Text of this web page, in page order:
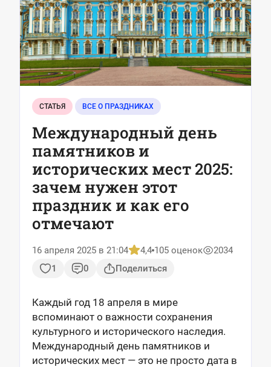
СТАТЬЯ ВСЕ О ПРАЗДНИКАХ
Международный день
памятников и
исторических мест 2025:
зачем нужен этот
праздник и как его
отмечают
16 апреля 2025 в 21:04 4,4 105 оценок
2034
1
0 Поделиться
Каждый год 18 апреля в мире
вспоминают о важности сохранения
культурного и исторического наследия.
Международный день памятников и
исторических мест — это не просто дата в